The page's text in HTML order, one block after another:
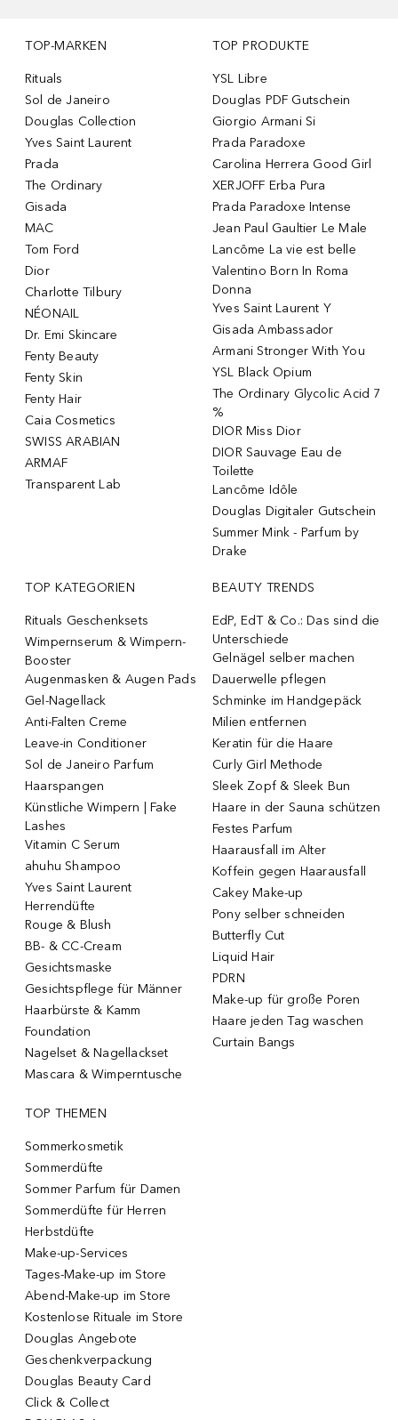
TOP-MARKEN
Rituals
Sol de Janeiro
Douglas Collection
Yves Saint Laurent
Prada
The Ordinary
Gisada
MAC
Tom Ford
Dior
Charlotte Tilbury
NÉONAIL
Dr. Emi Skincare
Fenty Beauty
Fenty Skin
Fenty Hair
Caia Cosmetics
SWISS ARABIAN
ARMAF
Transparent Lab
TOP PRODUKTE
YSL Libre
Douglas PDF Gutschein
Giorgio Armani Si
Prada Paradoxe
Carolina Herrera Good Girl
XERJOFF Erba Pura
Prada Paradoxe Intense
Jean Paul Gaultier Le Male
Lancôme La vie est belle
Valentino Born In Roma
Donna
Yves Saint Laurent Y
Gisada Ambassador
Armani Stronger With You
YSL Black Opium
The Ordinary Glycolic Acid 7
%
DIOR Miss Dior
DIOR Sauvage Eau de
Toilette
Lancôme Idôle
Douglas Digitaler Gutschein
Summer Mink - Parfum by
Drake
TOP KATEGORIEN
Rituals Geschenksets
Wimpernserum & Wimpern-
Booster
Augenmasken & Augen Pads
Gel-Nagellack
Anti-Falten Creme
Leave-in Conditioner
Sol de Janeiro Parfum
Haarspangen
Künstliche Wimpern | Fake
Lashes
Vitamin C Serum
ahuhu Shampoo
Yves Saint Laurent
Herrendüfte
Rouge & Blush
BB- & CC-Cream
Gesichtsmaske
Gesichtspflege für Männer
Haarbürste & Kamm
Foundation
Nagelset & Nagellackset
Mascara & Wimperntusche
BEAUTY TRENDS
EdP, EdT & Co.: Das sind die
Unterschiede
Gelnägel selber machen
Dauerwelle pflegen
Schminke im Handgepäck
Milien entfernen
Keratin für die Haare
Curly Girl Methode
Sleek Zopf & Sleek Bun
Haare in der Sauna schützen
Festes Parfum
Haarausfall im Alter
Koffein gegen Haarausfall
Cakey Make-up
Pony selber schneiden
Butterfly Cut
Liquid Hair
PDRN
Make-up für große Poren
Haare jeden Tag waschen
Curtain Bangs
TOP THEMEN
Sommerkosmetik
Sommerdüfte
Sommer Parfum für Damen
Sommerdüfte für Herren
Herbstdüfte
Make-up-Services
Tages-Make-up im Store
Abend-Make-up im Store
Kostenlose Rituale im Store
Douglas Angebote
Geschenkverpackung
Douglas Beauty Card
Click & Collect